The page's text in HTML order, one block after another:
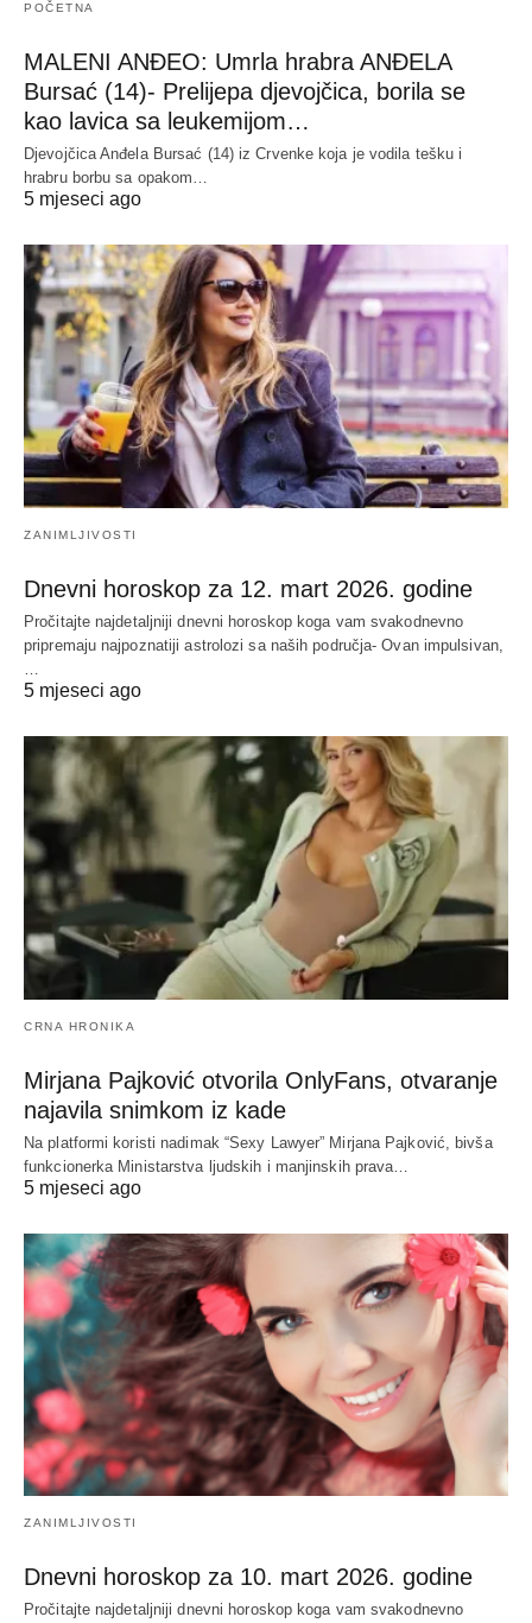
POČETNA
MALENI ANĐEO: Umrla hrabra ANĐELA
Bursać (14)- Prelijepa djevojčica, borila se
kao lavica sa leukemijom…
Djevojčica Anđela Bursać (14) iz Crvenke koja je vodila tešku i
hrabru borbu sa opakom…
5 mjeseci ago
ZANIMLJIVOSTI
Dnevni horoskop za 12. mart 2026. godine
Pročitajte najdetaljniji dnevni horoskop koga vam svakodnevno
pripremaju najpoznatiji astrolozi sa naših područja- Ovan impulsivan,
…
5 mjeseci ago
CRNA HRONIKA
Mirjana Pajković otvorila OnlyFans, otvaranje
najavila snimkom iz kade
Na platformi koristi nadimak “Sexy Lawyer” Mirjana Pajković, bivša
funkcionerka Ministarstva ljudskih i manjinskih prava…
5 mjeseci ago
ZANIMLJIVOSTI
Dnevni horoskop za 10. mart 2026. godine
Pročitajte najdetaljniji dnevni horoskop koga vam svakodnevno